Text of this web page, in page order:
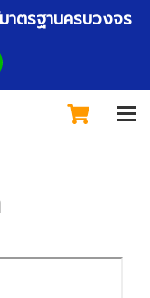
าตรฐานครบวงจร